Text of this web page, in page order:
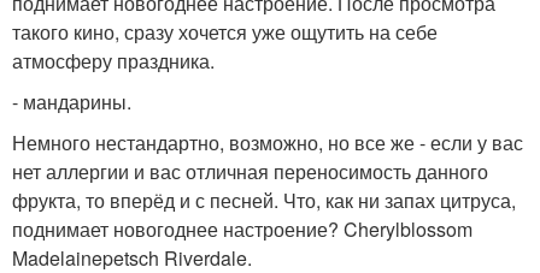
такого кино, сразу хочется уже ощутить на себе
атмосферу праздника.
- мандарины.
Немного нестандартно, возможно, но все же - если у вас
нет аллергии и вас отличная переносимость данного
фрукта, то вперёд и с песней. Что, как ни запах цитруса,
поднимает новогоднее настроение? Cherylblossom
Madelainepetsch Riverdale.